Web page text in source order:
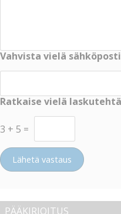
Vahvista vielä
Ratkaise vielä
3 + 5 =
Lähetä vastaus
PÄÄKIRJOITUS